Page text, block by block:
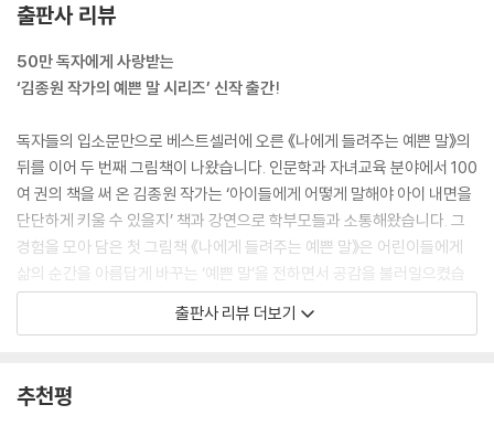
출판사 리뷰
50만 독자에게 사랑받는
‘김종원 작가의 예쁜 말 시리즈’ 신작 출간!
독자들의 입소문만으로 베스트셀러에 오른 《나에게 들려주는 예쁜 말》의
뒤를 이어 두 번째 그림책이 나왔습니다. 인문학과 자녀교육 분야에서 100
여 권의 책을 써 온 김종원 작가는 ‘아이들에게 어떻게 말해야 아이 내면을
단단하게 키울 수 있을지’ 책과 강연으로 학부모들과 소통해왔습니다. 그
경험을 모아 담은 첫 그림책 《나에게 들려주는 예쁜 말》은 어린이들에게
삶의 순간을 아름답게 바꾸는 ‘예쁜 말’을 전하면서 공감을 불러일으켰습
니다. 시리즈의 신간 그림책 《서로에게 들려주는 따뜻한 말》에서는 관계를
맺기 시작하는 아이들의 마음을 두드리며, 자기 자신과 주변 사람들에게
“늘 내 곁에 있어.” “네가 가진 것도 멋져.”
출판사 리뷰 더보기
추천평